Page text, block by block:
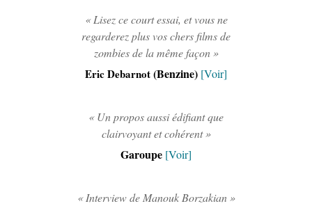
« Lisez ce court essai, et vous ne
regarderez plus vos chers films de
zombies de la même façon »
Eric Debarnot(Benzine) [Voir]
« Un propos aussi édifiant que
clairvoyant et cohérent »
Garoupe [Voir]
« Interview de Manouk Borzakian »